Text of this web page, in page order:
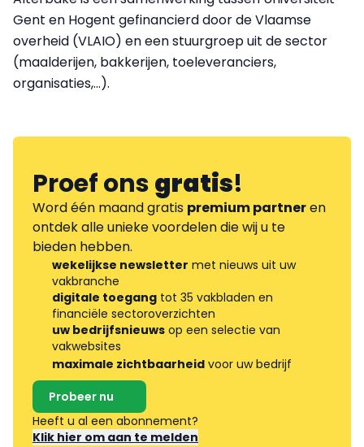
Gent en Hogent gefinancierd door de Vlaamse
overheid (VLAIO) en een stuurgroep uit de sector
(maalderijen, bakkerijen, toeleveranciers,
organisaties,…).
Proef onsgratis!
Word één maand gratis premium partneren
ontdek alle unieke voordelen die wij u te
bieden hebben.
wekelijkse newsletter met nieuws uit uw
vakbranche
digitale toegang tot 35 vakbladen en
financiële sectoroverzichten
uw bedrijfsnieuws op een selectie van
vakwebsites
maximale zichtbaarheid voor uw bedrijf
Probeer nu
Heeft u al een abonnement?
Klik hier om aan te melden